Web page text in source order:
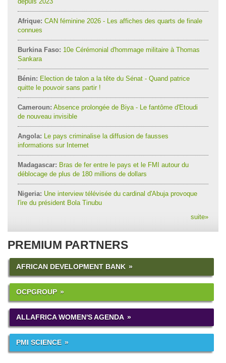
Afrique: CAN féminine 2026 - Les affiches des quarts de finale
connues
Burkina Faso: 10e Cérémonial d'hommage militaire à Thomas
Sankara
Bénin: Election de talon a la tête du Sénat - Quand patrice
quitte le pouvoir sans partir !
Cameroun: Absence prolongée de Biya - Le fantôme d'Etoudi
de nouveau invisible
Angola: Le pays criminalise la diffusion de fausses
informations sur Internet
Madagascar: Bras de fer entre le pays et le FMI autour du
déblocage de plus de 180 millions de dollars
Nigeria: Une interview télévisée du cardinal d'Abuja provoque
l'ire du président Bola Tinubu
suite»
PREMIUM PARTNERS
AFRICAN DEVELOPMENT BANK
OCPGROUP
ALLAFRICA WOMEN'S AGENDA
PMI SCIENCE